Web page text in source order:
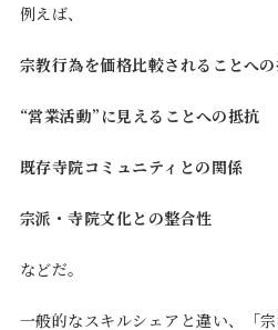
例えば、
宗教行為を価格比較されることへ
“営業活動”に見えることへの抵抗
既存寺院コミュニティとの関係
宗派・寺院文化との整合性
などだ。
一般的なスキルシェアと違い、「